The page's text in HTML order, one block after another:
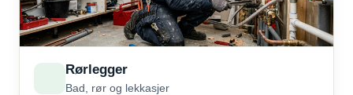
Rørlegger
Bad, rør og lekkasjer